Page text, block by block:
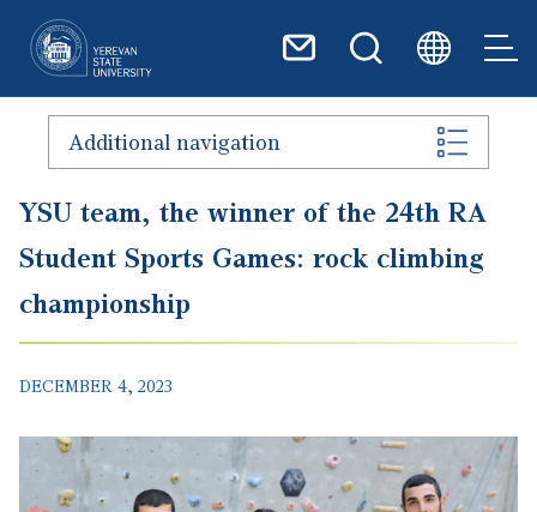
Additional navigation
YSU team, the winner of the 24th RA
Student Sports Games։ rock climbing
championship
DECEMBER 4, 2023